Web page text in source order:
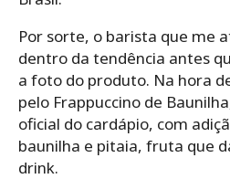
Por sorte, o barista que me
dentro da tendência antes
a foto do produto. Na hora
pelo Frappuccino de
oficial do cardápio, com
baunilha e pitaia, fruta que
drink.